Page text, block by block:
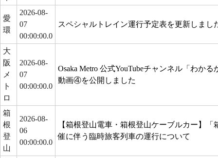
愛
環
2026-08-
07
00:00:00.0
スペシャルトレイン運行予定表を更新しまし
大
阪
メ
ト
ロ
2026-08-
07
00:00:00.0
Osaka Metro 公式YouTubeチャンネル「わかる
動画④を公開しました
箱
根
登
山
2026-08-
06
00:00:00.0
【箱根登山電車・箱根登山ケーブルカー】
催に伴う臨時旅客列車の運行について